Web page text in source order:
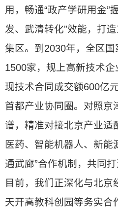
用，畅通“政产学研用金”
发、武清转化”效能，打
集区。到2030年，全区国
1500家，规上高新技术
现技术合同成交额600亿
首都产业协同圈。对照京
谱，精准对接北京产业适
医药、智能机器人、新能
通武廊”合作机制，共同
目前，我们正深化与北京
天开高教科创园等务实合